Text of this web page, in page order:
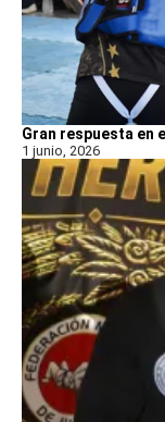
Gran respuesta en
1 junio, 2026